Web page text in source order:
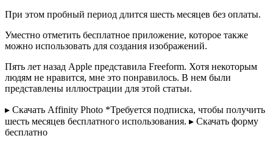
При этом пробный период длится шесть месяцев без оплаты.
Уместно отметить бесплатное приложение, которое также
можно использовать для создания изображений.
Пять лет назад Apple представила Freeform. Хотя некоторым
людям не нравится, мне это понравилось. В нем были
представлены иллюстрации для этой статьи.
▸ Скачать Affinity Photo *Требуется подписка, чтобы получить
шесть месяцев бесплатного использования. ▸ Скачать форму
бесплатно